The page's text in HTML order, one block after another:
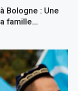
Bologne : Une
famille…